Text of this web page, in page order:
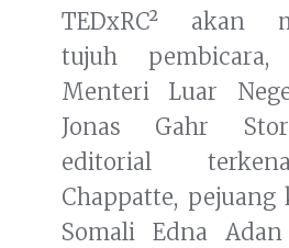
TEDxRC² akan
tujuh pembicara,
Menteri Luar
Jonas Gahr
editorial
Chappatte, pejuang
Somali Edna